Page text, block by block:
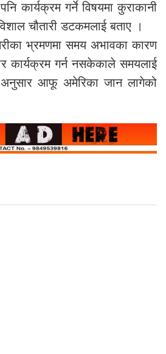
कार्यक्रम गर्ने विषयमा कुराकानी
चौतारी डटकमलाई बताए ।
भ्रमणमा समय अभावका कारण
कार्यक्रम गर्न नसकेकाले समयलाई
अनुसार आफू अमेरिका जान लागेको